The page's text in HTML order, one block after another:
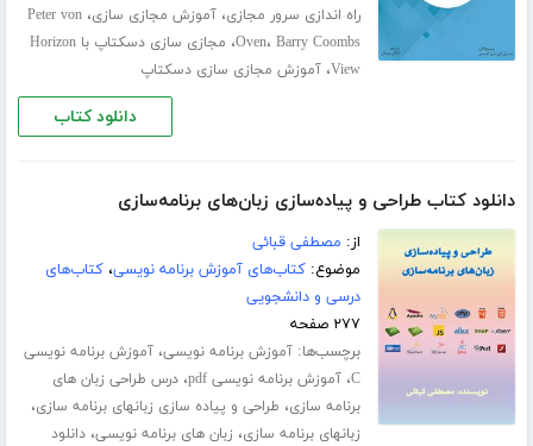
راه اندازی سرور مجازی،آموزش مجازی سازی،Peter von
Oven، Barry Coombs ،
مجازی سازی دسکتاپ با Horizon
View،آموزش مجازی سازی دسکتاپ
دانلود کتاب
دانلود کتاب طراحی و پیاده‌سازی زبان‌های برنامه‌سازی
از: مصطفی قبائی
موضوع:کتاب‌های آموزش برنامه نویسی،کتاب‌های
درسی و دانشجویی
۲۷۷ صفحه
برچسب‌ها:آموزش برنامه نویسی،آموزش برنامه نویسی
C،آموزش برنامه نویسی pdf ،درس طراحی زبان های
برنامه سازی، طراحی و پیاده سازی زبانهای برنامه سازی،
زبانهای برنامه سازی، زبان های برنامه نویسی،دانلود